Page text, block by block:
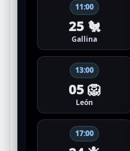
11:00
25 🐔
Gallina
13:00
05 🦁
León
17:00